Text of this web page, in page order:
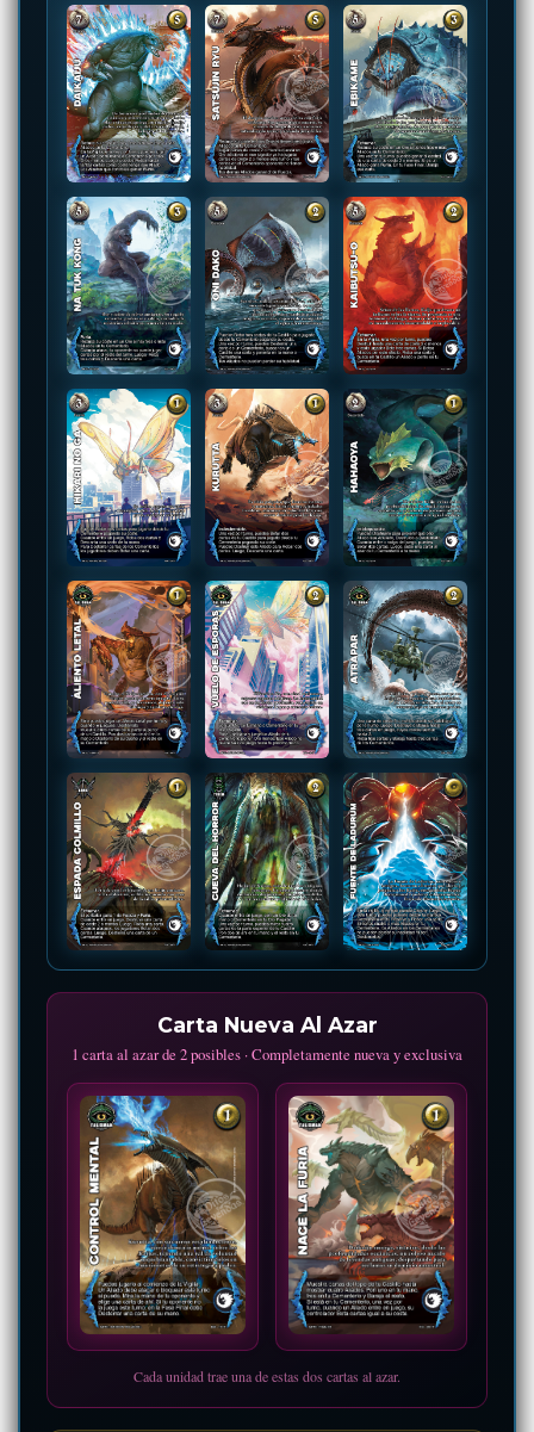
Carta Nueva Al Azar
1 carta al azar de 2 posibles · Completamente nueva y exclusiva
Cada unidad trae una de estas dos cartas al azar.